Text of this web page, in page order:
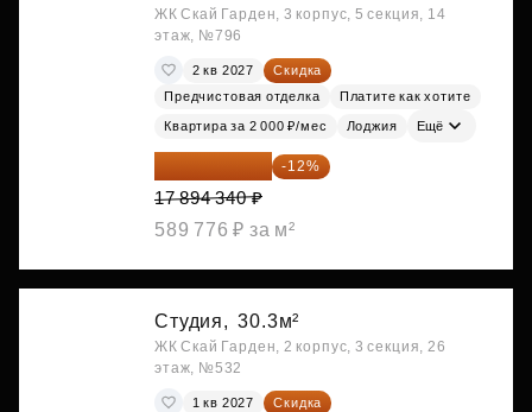
ЖК Скай Гарден, 3 корпус, 5 секция, 14
этаж, №796
2 кв 2027
Скидка
Предчистовая отделка
Платите как хотите
Квартира за 2 000 ₽/мес Лоджия Ещё
15 747 019 ₽ -12%
17 894 340 ₽
589 776 ₽ за м²
Студия, 30.3м²
ЖК Скай Гарден, 2 корпус, 3 секция, 26
этаж, №532
1 кв 2027
Скидка